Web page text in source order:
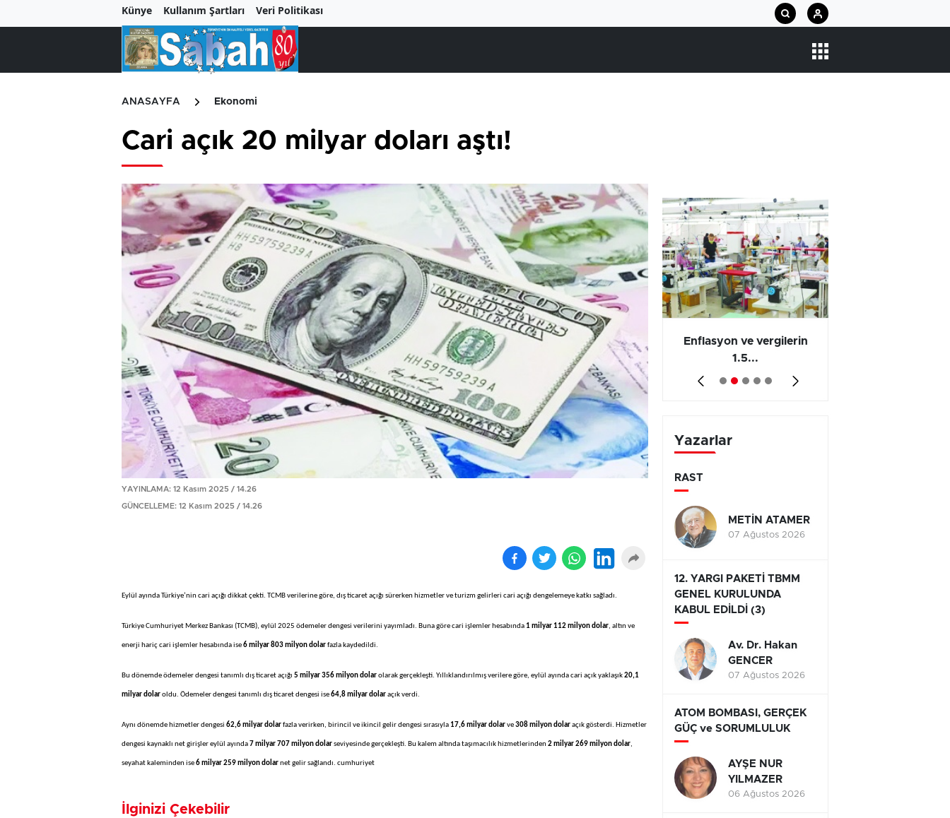
Künye Kullanım Şartları Veri Politikası
ANASAYFA Ekonomi
Cari açık 20 milyar doları aştı!
YAYINLAMA: 12 Kasım 2025 / 14.26
GÜNCELLEME: 12 Kasım 2025 / 14.26
Eylül ayında Türkiye’nin cari açığı dikkat çekti. TCMB verilerine göre, dış ticaret açığı sürerken hizmetler ve turizm gelirleri cari açığı dengelemeye katkı sağladı.
Türkiye Cumhuriyet Merkez Bankası (TCMB), eylül 2025 ödemeler dengesi verilerini yayımladı. Buna göre cari işlemler hesabında 1 milyar 112 milyon dolar, altın ve
enerji hariç cari işlemler hesabında ise6 milyar 803 milyon dolarfazla kaydedildi.
Bu dönemde ödemeler dengesi tanımlı dış ticaret açığı 5 milyar 356 milyon dolarolarak gerçekleşti. Yıllıklandırılmış verilere göre, eylül ayında cari açık yaklaşık20,1
milyar dolaroldu. Ödemeler dengesi tanımlı dış ticaret dengesi ise64,8 milyar dolaraçık verdi.
Aynı dönemde hizmetler dengesi 62,6 milyar dolarfazla verirken, birincil ve ikincil gelir dengesi sırasıyla 17,6 milyar dolarve308 milyon dolaraçık gösterdi. Hizmetler
dengesi kaynaklı net girişler eylül ayında 7 milyar 707 milyon dolarseviyesinde gerçekleşti. Bu kalem altında taşımacılık hizmetlerinden2 milyar 269 milyon dolar,
seyahat kaleminden ise6 milyar 259 milyon dolarnet gelir sağlandı. cumhuriyet
İlginizi Çekebilir
Birçok uyku hastalığının
tan...
En ucuz sigara 120 TL, en
pa...
Enflasyon ve vergilerin
1.5...
Yazarlar
RAST
METİN ATAMER
07 Ağustos 2026
12. YARGI PAKETİ TBMM
GENEL KURULUNDA
KABUL EDİLDİ (3)
Av. Dr. Hakan
GENCER
07 Ağustos 2026
ATOM BOMBASI, GERÇEK
GÜÇ ve SORUMLULUK
AYŞE NUR
YILMAZER
06 Ağustos 2026